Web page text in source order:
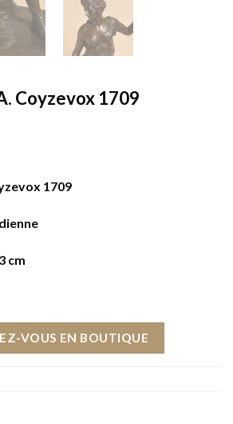
Coyzevox 1709
1709
cm
VOUS EN BOUTIQUE